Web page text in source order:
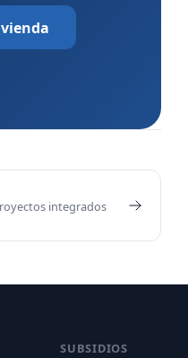
integrados
SUBSIDIOS